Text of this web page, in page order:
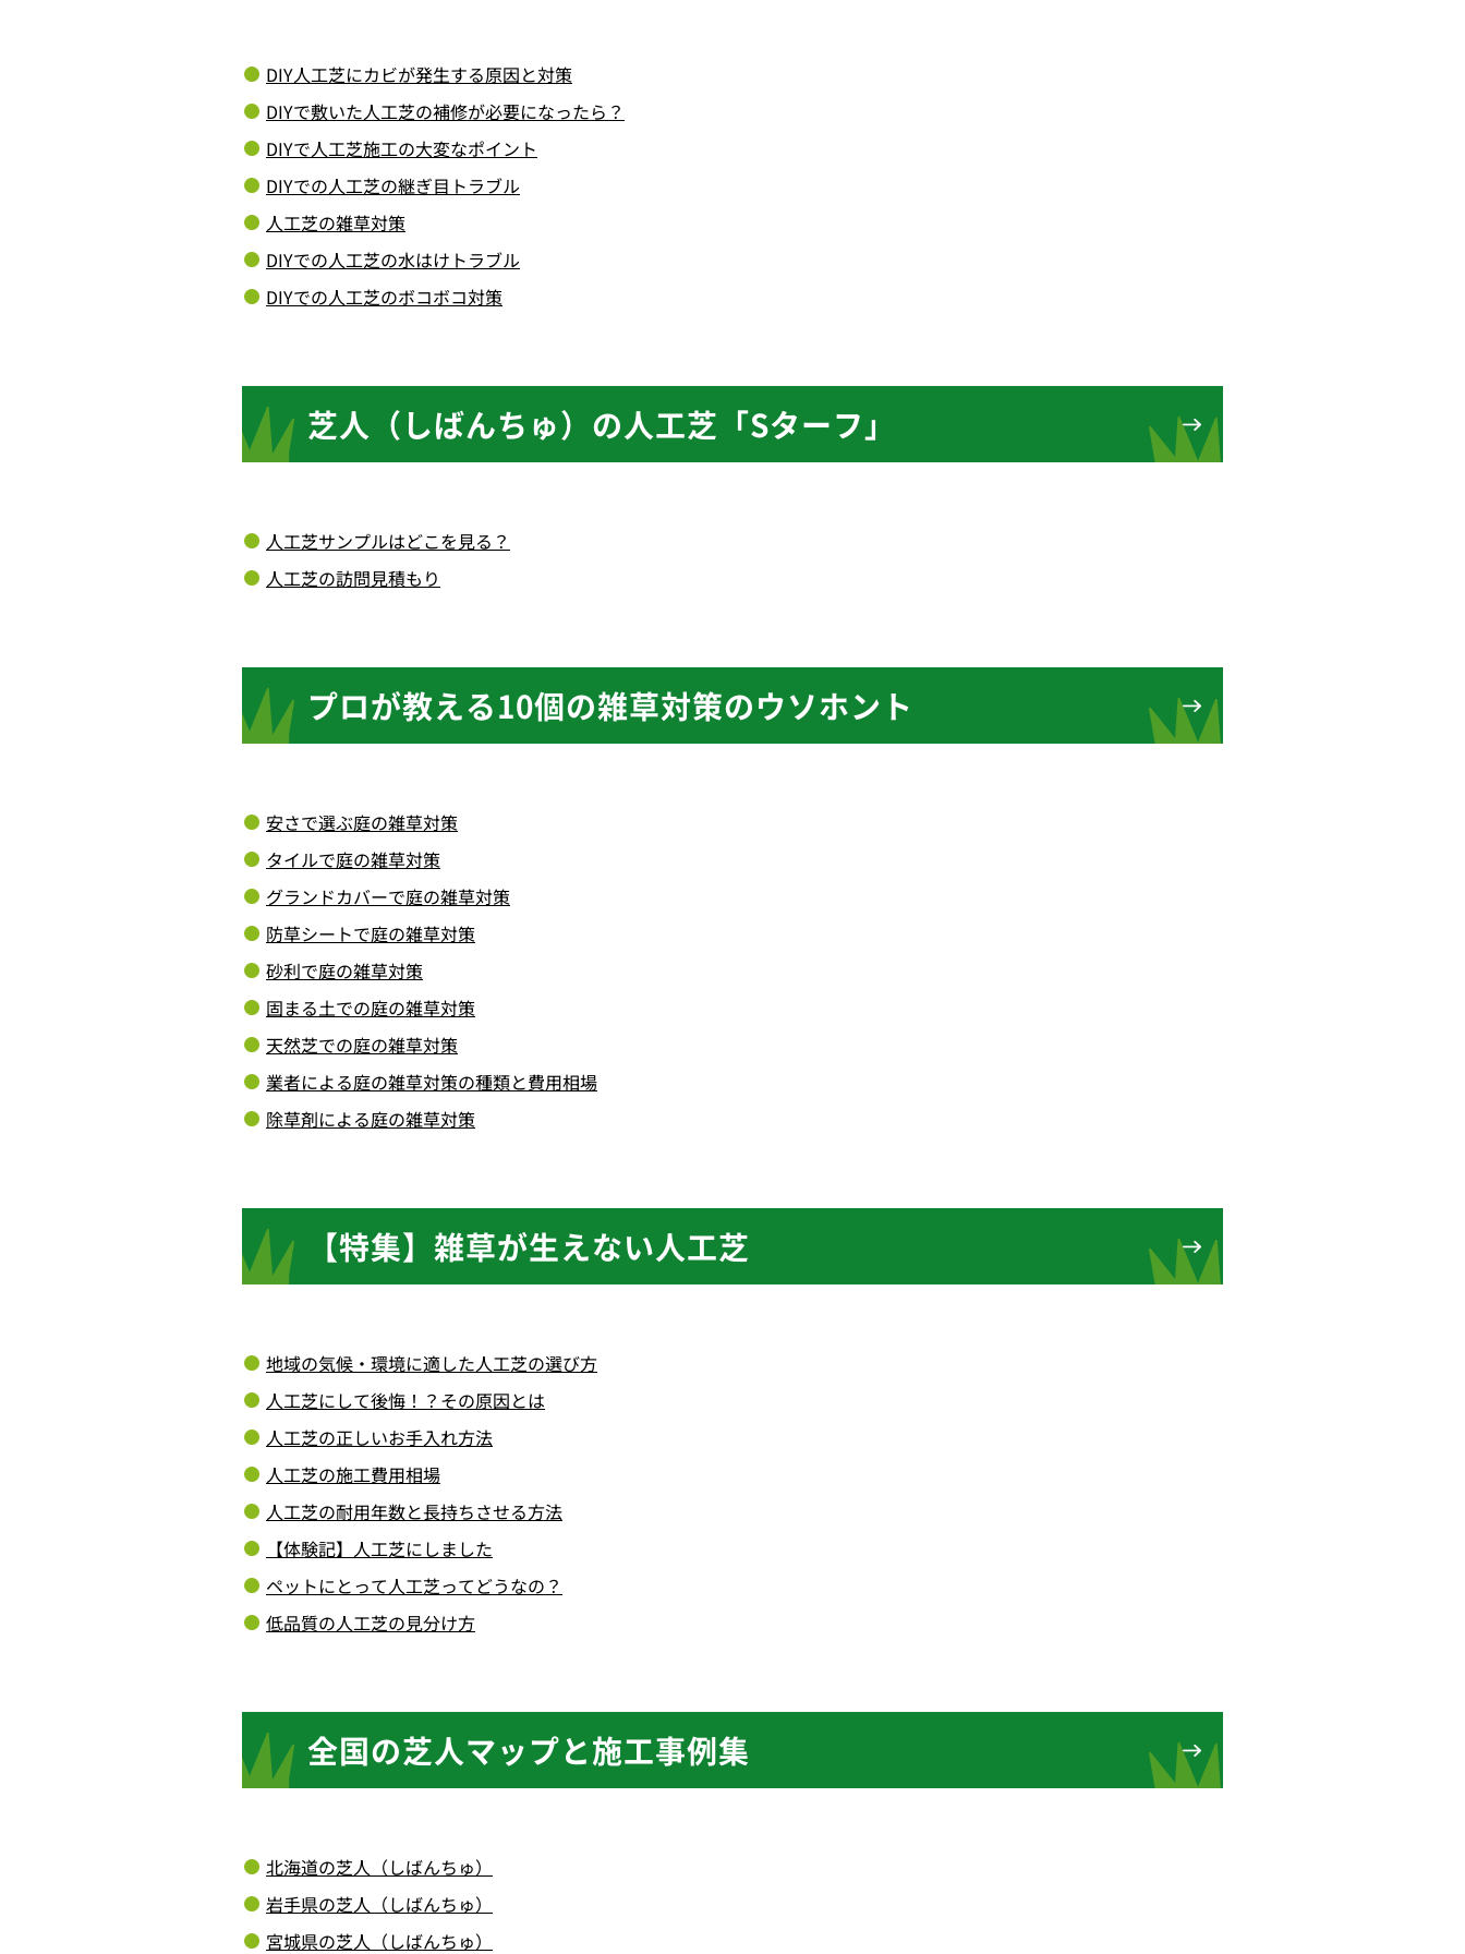
DIY人工芝にカビが発生する原因と対策
DIYで敷いた人工芝の補修が必要になったら？
DIYで人工芝施工の大変なポイント
DIYでの人工芝の継ぎ目トラブル
人工芝の雑草対策
DIYでの人工芝の水はけトラブル
DIYでの人工芝のボコボコ対策
芝人（しばんちゅ）の人工芝「Sターフ」
人工芝サンプルはどこを見る？
人工芝の訪問見積もり
プロが教える10個の雑草対策のウソホント
安さで選ぶ庭の雑草対策
タイルで庭の雑草対策
グランドカバーで庭の雑草対策
防草シートで庭の雑草対策
砂利で庭の雑草対策
固まる土での庭の雑草対策
天然芝での庭の雑草対策
業者による庭の雑草対策の種類と費用相場
除草剤による庭の雑草対策
【特集】雑草が生えない人工芝
地域の気候・環境に適した人工芝の選び方
人工芝にして後悔！？その原因とは
人工芝の正しいお手入れ方法
人工芝の施工費用相場
人工芝の耐用年数と長持ちさせる方法
【体験記】人工芝にしました
ペットにとって人工芝ってどうなの？
低品質の人工芝の見分け方
全国の芝人マップと施工事例集
北海道の芝人（しばんちゅ）
岩手県の芝人（しばんちゅ）
宮城県の芝人（しばんちゅ）